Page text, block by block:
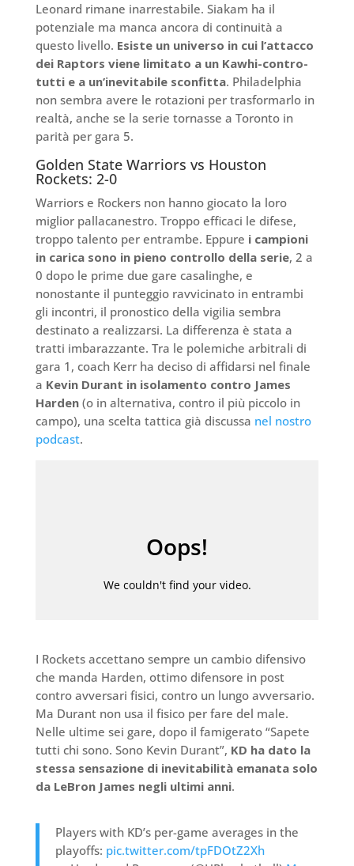
Leonard rimane inarrestabile. Siakam ha il
potenziale ma manca ancora di continuità a
questo livello. Esiste un universo in cui l’attacco
dei Raptors viene limitato a un Kawhi-contro-
tutti e a un’inevitabile sconfitta. Philadelphia
non sembra avere le rotazioni per trasformarlo in
realtà, anche se la serie tornasse a Toronto in
parità per gara 5.
Golden State Warriors vs Houston
Rockets: 2-0
Warriors e Rockers non hanno giocato la loro
miglior pallacanestro. Troppo efficaci le difese,
troppo talento per entrambe. Eppure i campioni
in carica sono in pieno controllo della serie, 2 a
0 dopo le prime due gare casalinghe, e
nonostante il punteggio ravvicinato in entrambi
gli incontri, il pronostico della vigilia sembra
destinato a realizzarsi. La differenza è stata a
tratti imbarazzante. Tra le polemiche arbitrali di
gara 1, coach Kerr ha deciso di affidarsi nel finale
a Kevin Durant in isolamento contro James
Harden (o in alternativa, contro il più piccolo in
campo), una scelta tattica già discussa nel nostro
podcast.
I Rockets accettano sempre un cambio difensivo
che manda Harden, ottimo difensore in post
contro avversari fisici, contro un lungo avversario.
Ma Durant non usa il fisico per fare del male.
Nelle ultime sei gare, dopo il famigerato “Sapete
tutti chi sono. Sono Kevin Durant”, KD ha dato la
stessa sensazione di inevitabilità emanata solo
da LeBron James negli ultimi anni.
Players with KD’s per-game averages in the
playoffs: pic.twitter.com/tpFDOtZ2Xh